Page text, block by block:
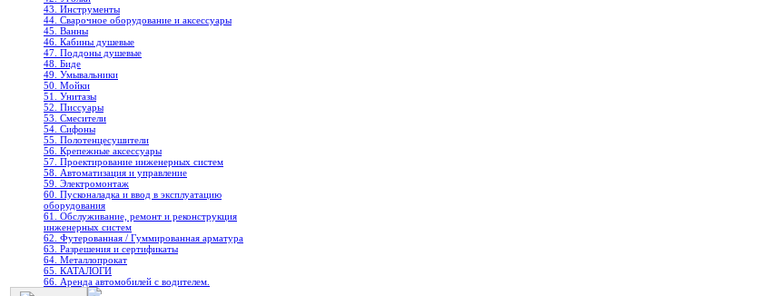
43. Инструменты
44. Сварочное оборудование и аксессуары
45. Ванны
46. Кабины душевые
47. Поддоны душевые
48. Биде
49. Умывальники
50. Мойки
51. Унитазы
52. Писсуары
53. Смесители
54. Сифоны
55. Полотенцесушители
56. Крепежные аксессуары
57. Проектирование инженерных систем
58. Автоматизация и управление
59. Электромонтаж
60. Пусконаладка и ввод в эксплуатацию
оборудования
61. Обслуживание, ремонт и реконструкция
инженерных систем
62. Футерованная / Гуммированная арматура
63. Разрешения и сертификаты
64. Металлопрокат
65. КАТАЛОГИ
66. Аренда автомобилей с водителем.